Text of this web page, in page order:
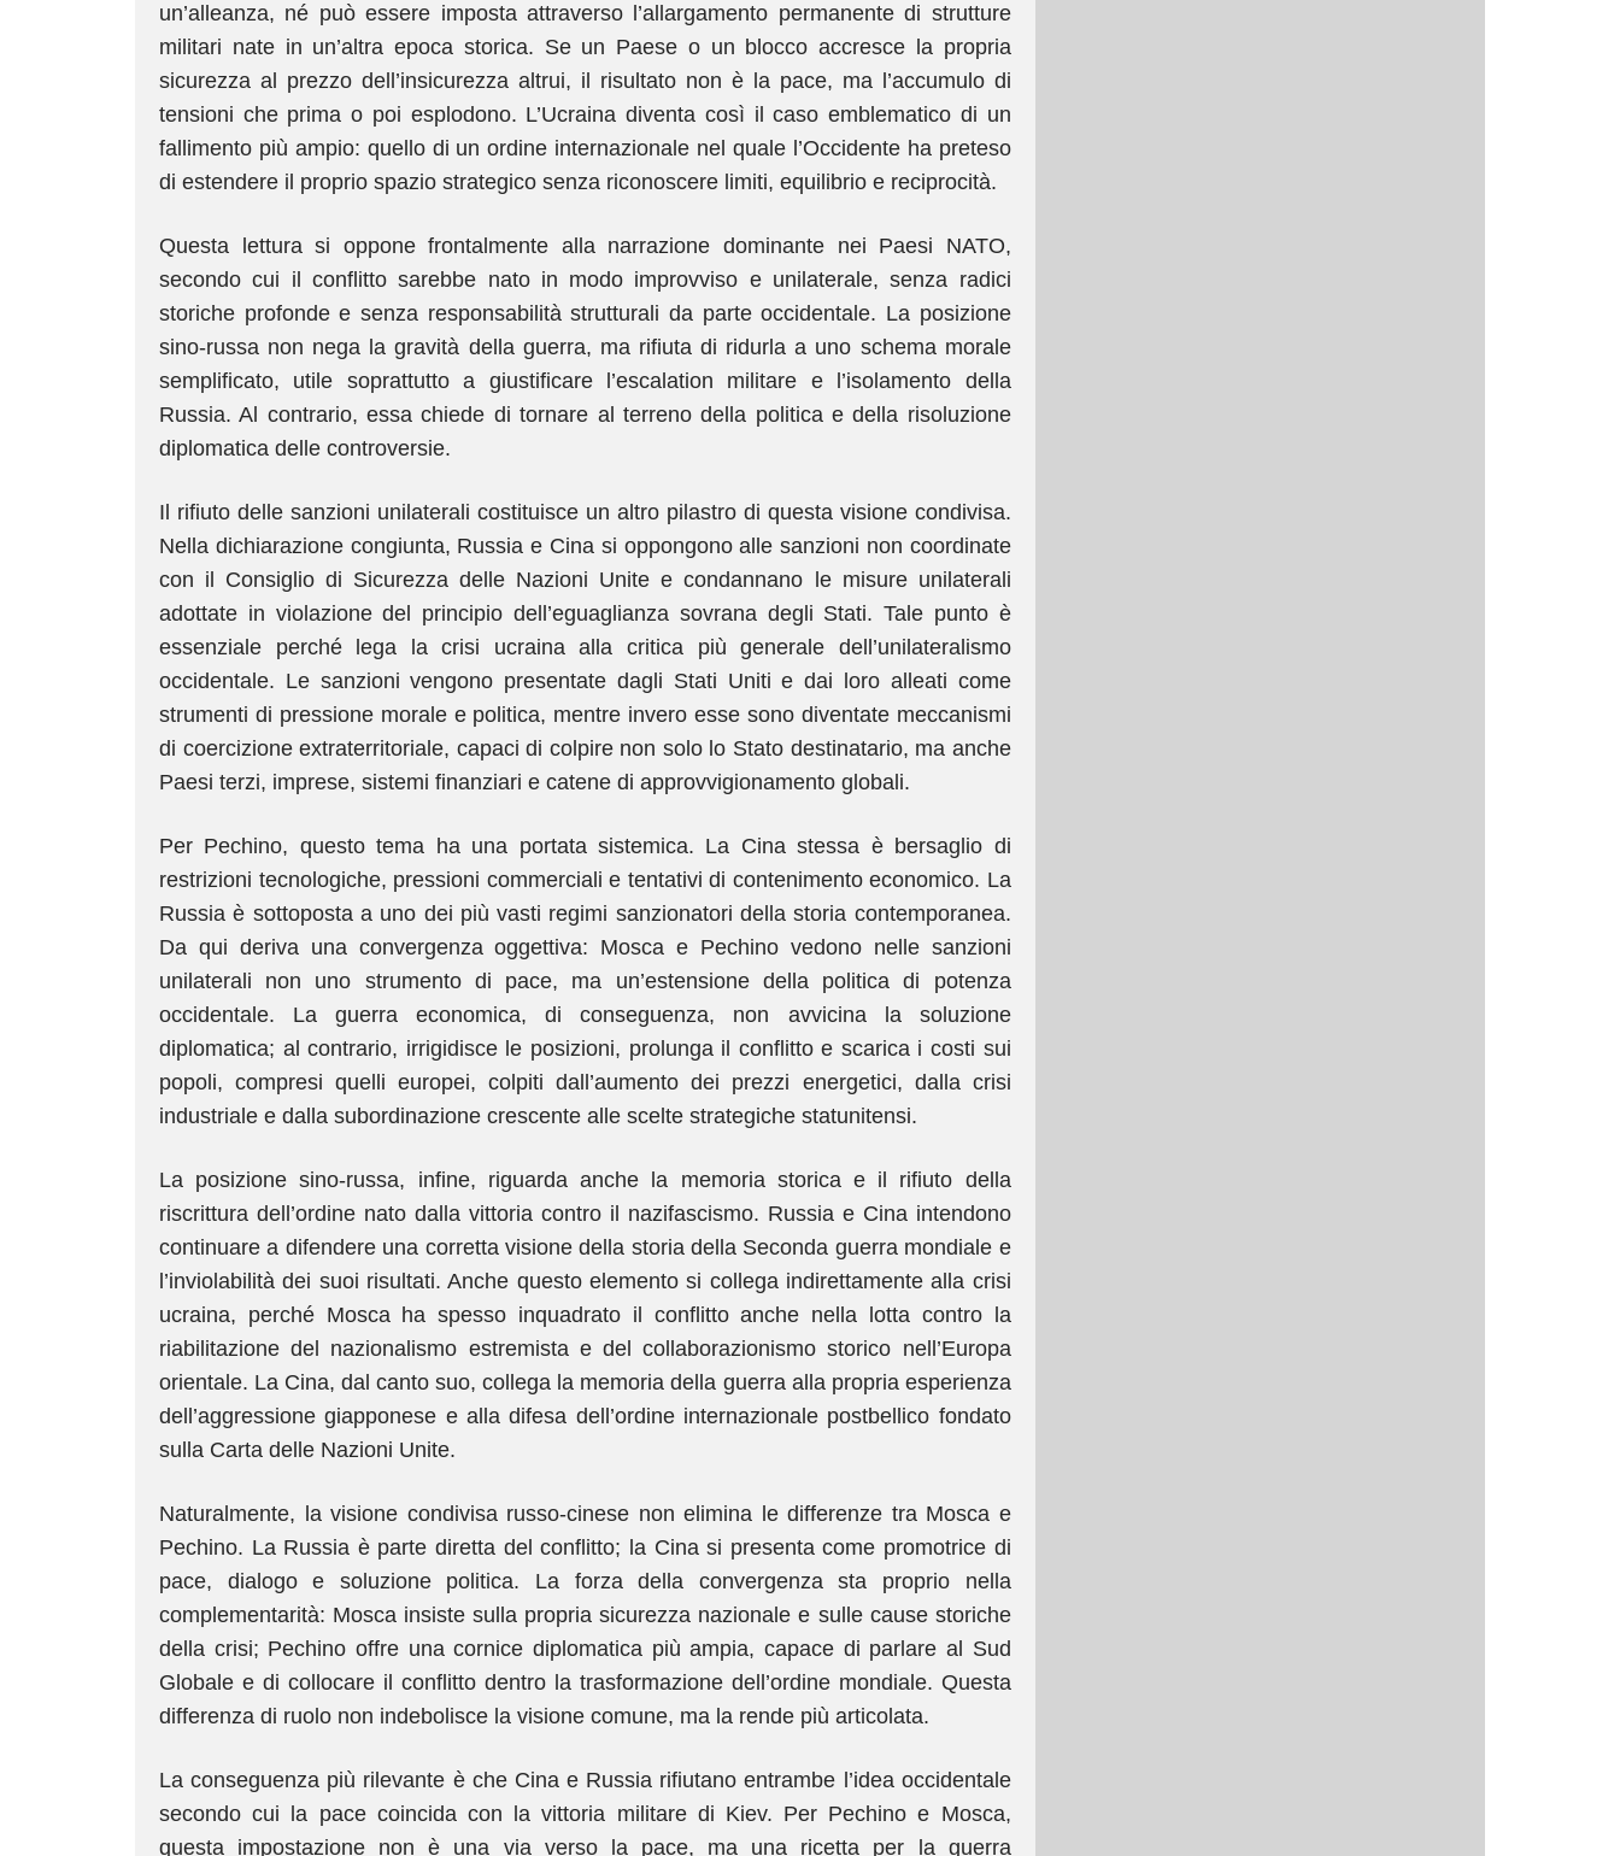
un’alleanza, né può essere imposta attraverso l’allargamento permanente di strutture
militari nate in un’altra epoca storica. Se un Paese o un blocco accresce la propria
sicurezza al prezzo dell’insicurezza altrui, il risultato non è la pace, ma l’accumulo di
tensioni che prima o poi esplodono. L’Ucraina diventa così il caso emblematico di un
fallimento più ampio: quello di un ordine internazionale nel quale l’Occidente ha preteso
di estendere il proprio spazio strategico senza riconoscere limiti, equilibrio e reciprocità.
Questa lettura si oppone frontalmente alla narrazione dominante nei Paesi NATO,
secondo cui il conflitto sarebbe nato in modo improvviso e unilaterale, senza radici
storiche profonde e senza responsabilità strutturali da parte occidentale. La posizione
sino-russa non nega la gravità della guerra, ma rifiuta di ridurla a uno schema morale
semplificato, utile soprattutto a giustificare l’escalation militare e l’isolamento della
Russia. Al contrario, essa chiede di tornare al terreno della politica e della risoluzione
diplomatica delle controversie.
Il rifiuto delle sanzioni unilaterali costituisce un altro pilastro di questa visione condivisa.
Nella dichiarazione congiunta, Russia e Cina si oppongono alle sanzioni non coordinate
con il Consiglio di Sicurezza delle Nazioni Unite e condannano le misure unilaterali
adottate in violazione del principio dell’eguaglianza sovrana degli Stati. Tale punto è
essenziale perché lega la crisi ucraina alla critica più generale dell’unilateralismo
occidentale. Le sanzioni vengono presentate dagli Stati Uniti e dai loro alleati come
strumenti di pressione morale e politica, mentre invero esse sono diventate meccanismi
di coercizione extraterritoriale, capaci di colpire non solo lo Stato destinatario, ma anche
Paesi terzi, imprese, sistemi finanziari e catene di approvvigionamento globali.
Per Pechino, questo tema ha una portata sistemica. La Cina stessa è bersaglio di
restrizioni tecnologiche, pressioni commerciali e tentativi di contenimento economico. La
Russia è sottoposta a uno dei più vasti regimi sanzionatori della storia contemporanea.
Da qui deriva una convergenza oggettiva: Mosca e Pechino vedono nelle sanzioni
unilaterali non uno strumento di pace, ma un’estensione della politica di potenza
occidentale. La guerra economica, di conseguenza, non avvicina la soluzione
diplomatica; al contrario, irrigidisce le posizioni, prolunga il conflitto e scarica i costi sui
popoli, compresi quelli europei, colpiti dall’aumento dei prezzi energetici, dalla crisi
industriale e dalla subordinazione crescente alle scelte strategiche statunitensi.
La posizione sino-russa, infine, riguarda anche la memoria storica e il rifiuto della
riscrittura dell’ordine nato dalla vittoria contro il nazifascismo. Russia e Cina intendono
continuare a difendere una corretta visione della storia della Seconda guerra mondiale e
l’inviolabilità dei suoi risultati. Anche questo elemento si collega indirettamente alla crisi
ucraina, perché Mosca ha spesso inquadrato il conflitto anche nella lotta contro la
riabilitazione del nazionalismo estremista e del collaborazionismo storico nell’Europa
orientale. La Cina, dal canto suo, collega la memoria della guerra alla propria esperienza
dell’aggressione giapponese e alla difesa dell’ordine internazionale postbellico fondato
sulla Carta delle Nazioni Unite.
Naturalmente, la visione condivisa russo-cinese non elimina le differenze tra Mosca e
Pechino. La Russia è parte diretta del conflitto; la Cina si presenta come promotrice di
pace, dialogo e soluzione politica. La forza della convergenza sta proprio nella
complementarità: Mosca insiste sulla propria sicurezza nazionale e sulle cause storiche
della crisi; Pechino offre una cornice diplomatica più ampia, capace di parlare al Sud
Globale e di collocare il conflitto dentro la trasformazione dell’ordine mondiale. Questa
differenza di ruolo non indebolisce la visione comune, ma la rende più articolata.
La conseguenza più rilevante è che Cina e Russia rifiutano entrambe l’idea occidentale
secondo cui la pace coincida con la vittoria militare di Kiev. Per Pechino e Mosca,
questa impostazione non è una via verso la pace, ma una ricetta per la guerra